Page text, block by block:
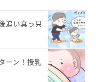
追い真っ只
ーン！授乳